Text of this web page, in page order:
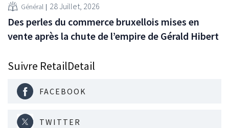
Général 28 Juillet, 2026
Des perles du commerce bruxellois mises en
vente après la chute de l’empire de Gérald Hibert
Suivre RetailDetail
FACEBOOK
TWITTER